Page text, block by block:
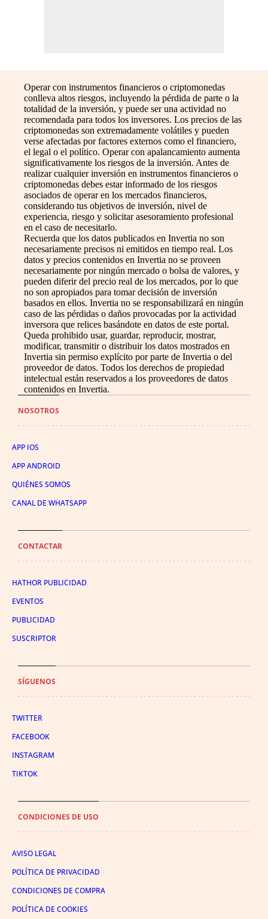
Operar con instrumentos financieros o criptomonedas
conlleva altos riesgos, incluyendo la pérdida de parte o la
totalidad de la inversión, y puede ser una actividad no
recomendada para todos los inversores. Los precios de las
criptomonedas son extremadamente volátiles y pueden
verse afectadas por factores externos como el financiero,
el legal o el político. Operar con apalancamiento aumenta
significativamente los riesgos de la inversión. Antes de
realizar cualquier inversión en instrumentos financieros o
criptomonedas debes estar informado de los riesgos
asociados de operar en los mercados financieros,
considerando tus objetivos de inversión, nivel de
experiencia, riesgo y solicitar asesoramiento profesional
en el caso de necesitarlo.
Recuerda que los datos publicados en Invertia no son
necesariamente precisos ni emitidos en tiempo real. Los
datos y precios contenidos en Invertia no se proveen
necesariamente por ningún mercado o bolsa de valores, y
pueden diferir del precio real de los mercados, por lo que
no son apropiados para tomar decisión de inversión
basados en ellos. Invertia no se responsabilizará en ningún
caso de las pérdidas o daños provocadas por la actividad
inversora que relices basándote en datos de este portal.
Queda prohibido usar, guardar, reproducir, mostrar,
modificar, transmitir o distribuir los datos mostrados en
Invertia sin permiso explícito por parte de Invertia o del
proveedor de datos. Todos los derechos de propiedad
intelectual están reservados a los proveedores de datos
contenidos en Invertia.
NOSOTROS
APP IOS
APP ANDROID
QUIÉNES SOMOS
CANAL DE WHATSAPP
CONTACTAR
HATHOR PUBLICIDAD
EVENTOS
PUBLICIDAD
SUSCRIPTOR
SÍGUENOS
TWITTER
FACEBOOK
INSTAGRAM
TIKTOK
CONDICIONES DE USO
AVISO LEGAL
POLÍTICA DE PRIVACIDAD
CONDICIONES DE COMPRA
POLÍTICA DE COOKIES